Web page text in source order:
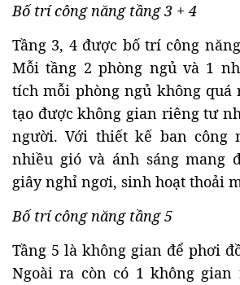
Bố trí công năng tầng 3 + 4
Tầng 3, 4 được bố trí công
Mỗi tầng 2 phòng ngủ và 1
tích mỗi phòng ngủ không quá
tạo được không gian riêng tư
người. Với thiết kế ban công
nhiều gió và ánh sáng mang
giây nghỉ ngơi, sinh hoạt thoải
Bố trí công năng tầng 5
Tầng 5 là không gian để phơi
Ngoài ra còn có 1 không